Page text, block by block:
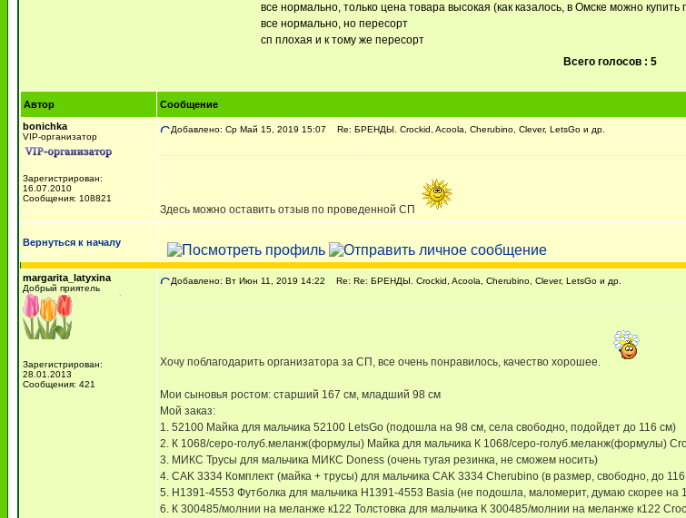
все нормально, только цена товара высокая (как казалось, в Омске можно купить
все нормально, но пересорт
сп плохая и к тому же пересорт
Всего голосов : 5
Автор
Сообщение
bonichka
VIP-организатор
Зарегистрирован:
16.07.2010
Сообщения: 108821
Добавлено: Ср Май 15, 2019 15:07 Re: БРЕНДЫ. Crockid, Acoola, Cherubino, Clever, LetsGo и др.
Здесь можно оставить отзыв по проведенной СП
Вернуться к началу
margarita_latyxina
Добрый приятель
Зарегистрирован:
28.01.2013
Сообщения: 421
Добавлено: Вт Июн 11, 2019 14:22 Re: Re: БРЕНДЫ. Crockid, Acoola, Cherubino, Clever, LetsGo и др.
Хочу поблагодарить организатора за СП, все очень понравилось, качество хорошее.
Мои сыновья ростом: старший 167 см, младший 98 см
Мой заказ:
1. 52100 Майка для мальчика 52100 LetsGo (подошла на 98 см, села свободно, подойдет до 116 см)
2. К 1068/серо-голуб.меланж(формулы) Майка для мальчика К 1068/серо-голуб.меланж(формулы)
3. МИКС Трусы для мальчика МИКС Doness (очень тугая резинка, не сможем носить)
4. CAK 3334 Комплект (майка + трусы) для мальчика CAK 3334 Cherubino (в размер, свободно, до
5. Н1391-4553 Футболка для мальчика Н1391-4553 Basia (не подошла, маломерит, думаю скорее на
6. К 300485/молнии на меланже к122 Толстовка для мальчика К 300485/молнии на меланже к122